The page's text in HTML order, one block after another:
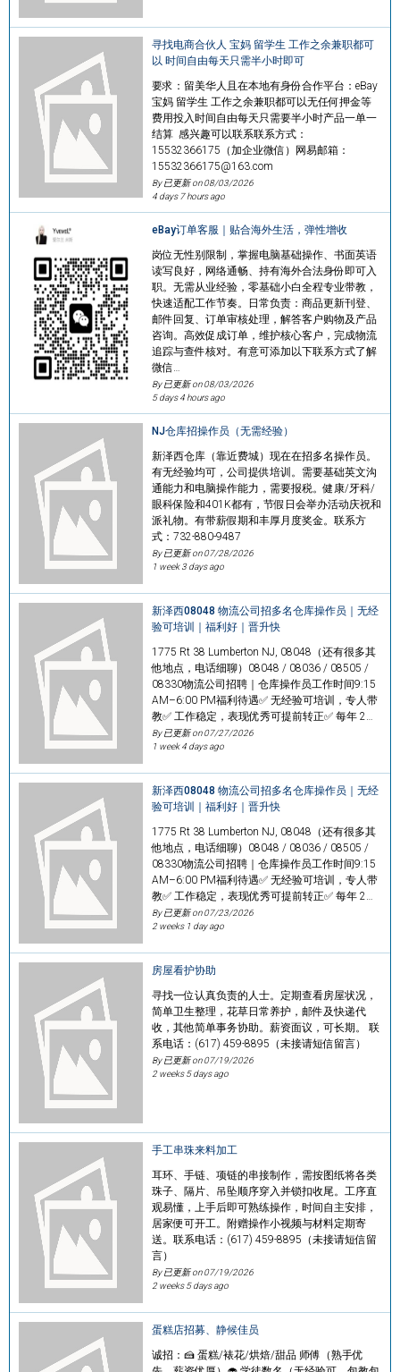
寻找电商合伙人 宝妈 留学生 工作之余兼职都可
以 时间自由每天只需半小时即可
要求：留美华人且在本地有身份合作平台：eBay
宝妈 留学生 工作之余兼职都可以无任何押金等
费用投入时间自由每天只需要半小时产品一单一
结算 感兴趣可以联系联系方式：
15532366175（加企业微信）网易邮箱：
15532366175@163.com
By 已更新 on08/03/2026
4 days 7 hours ago
eBay订单客服｜贴合海外生活，弹性增收
岗位无性别限制，掌握电脑基础操作、书面英语
读写良好，网络通畅、持有海外合法身份即可入
职。无需从业经验，零基础小白全程专业带教，
快速适配工作节奏。日常负责：商品更新刊登、
邮件回复、订单审核处理，解答客户购物及产品
咨询。高效促成订单，维护核心客户，完成物流
追踪与查件核对。有意可添加以下联系方式了解
微信…
By 已更新 on08/03/2026
5 days 4 hours ago
NJ仓库招操作员（无需经验）
新泽西仓库（靠近费城）现在在招多名操作员。
有无经验均可，公司提供培训。需要基础英文沟
通能力和电脑操作能力，需要报税。健康/牙科/
眼科保险和401K都有，节假日会举办活动庆祝和
派礼物。有带薪假期和丰厚月度奖金。联系方
式：732-880-9487
By 已更新 on07/28/2026
1 week 3 days ago
新泽西08048 物流公司招多名仓库操作员｜无经
验可培训｜福利好｜晋升快
1775 Rt 38 Lumberton NJ, 08048（还有很多其
他地点，电话细聊）08048 / 08036 / 08505 /
08330物流公司招聘｜仓库操作员工作时间9:15
AM–6:00 PM福利待遇✅ 无经验可培训，专人带
教✅ 工作稳定，表现优秀可提前转正✅ 每年 2…
By 已更新 on07/27/2026
1 week 4 days ago
新泽西08048 物流公司招多名仓库操作员｜无经
验可培训｜福利好｜晋升快
1775 Rt 38 Lumberton NJ, 08048（还有很多其
他地点，电话细聊）08048 / 08036 / 08505 /
08330物流公司招聘｜仓库操作员工作时间9:15
AM–6:00 PM福利待遇✅ 无经验可培训，专人带
教✅ 工作稳定，表现优秀可提前转正✅ 每年 2…
By 已更新 on07/23/2026
2 weeks 1 day ago
房屋看护协助
寻找一位认真负责的人士。定期查看房屋状况，
简单卫生整理，花草日常养护，邮件及快递代
收，其他简单事务协助。薪资面议，可长期。 联
系电话：(617) 459-8895（未接请短信留言）
By 已更新 on07/19/2026
2 weeks 5 days ago
手工串珠来料加工
耳环、手链、项链的串接制作，需按图纸将各类
珠子、隔片、吊坠顺序穿入并锁扣收尾。工序直
观易懂，上手后即可熟练操作，时间自主安排，
居家便可开工。附赠操作小视频与材料定期寄
送。联系电话：(617) 459-8895（未接请短信留
言）
By 已更新 on07/19/2026
2 weeks 5 days ago
蛋糕店招募、静候佳员
诚招：🍰 蛋糕/裱花/烘焙/甜品 师傅（熟手优